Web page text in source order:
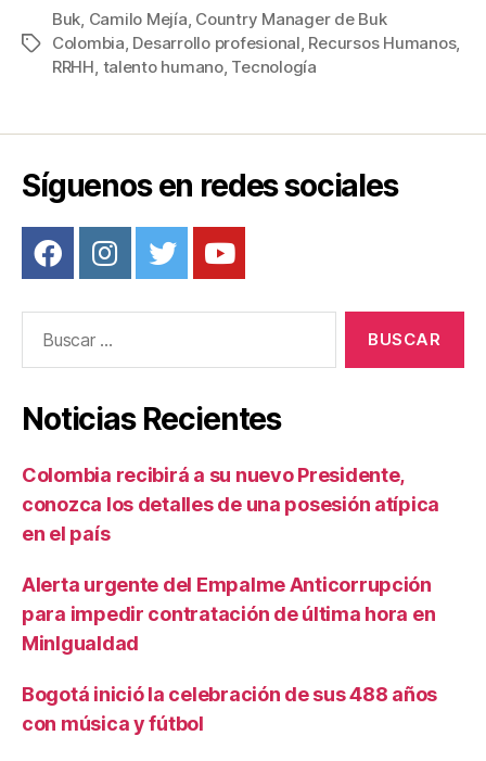
c
e
o
k
tt
er
ail er
e
m
p
tir
Etiquetas
Buk, Camilo Mejía, Country Manager de Buk
Colombia, Desarrollo profesional, Recursos Humanos,
RRHH, talento humano, Tecnología
Síguenos en redes sociales
Noticias Recientes
Colombia recibirá a su nuevo Presidente,
conozca los detalles de una posesión atípica
en el país
Alerta urgente del Empalme Anticorrupción
para impedir contratación de última hora en
MinIgualdad
Bogotá inició la celebración de sus 488 años
con música y fútbol